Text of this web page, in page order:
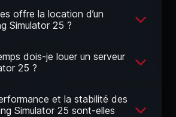
offre la location d’un
Simulator 25 ?
dois-je louer un serveur
25 ?
et la stabilité des
Simulator 25 sont-elles